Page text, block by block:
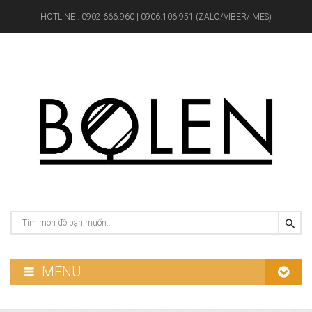
HOTLINE : 0902.666.960 | 0906.106.951 (ZALO/VIBER/IMES)
MENU